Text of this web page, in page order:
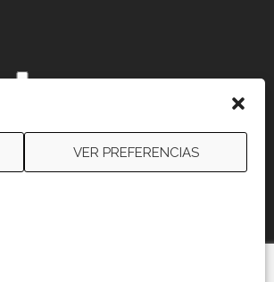
VER PREFERENCIAS